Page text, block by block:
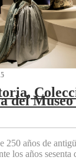
del Museo
250 años de
los años